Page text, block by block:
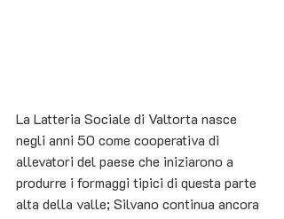
La Latteria Sociale di Valtorta nasce
negli anni 50 come cooperativa di
allevatori del paese che iniziarono a
produrre i formaggi tipici di questa parte
alta della valle; Silvano continua ancora